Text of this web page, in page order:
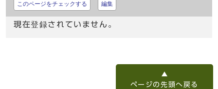
このページをチェックする 編集
現在登録されていません。
ページの先頭へ戻る